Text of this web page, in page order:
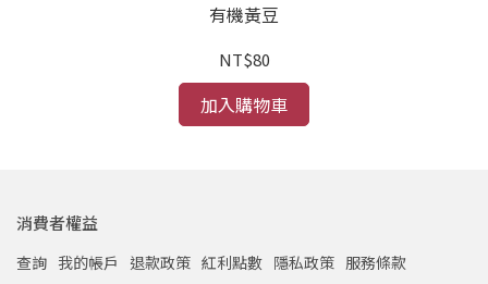
有機黃豆
NT$80
加入購物車
消費者權益
查詢 我的帳戶 退款政策 紅利點數 隱私政策 服務條款